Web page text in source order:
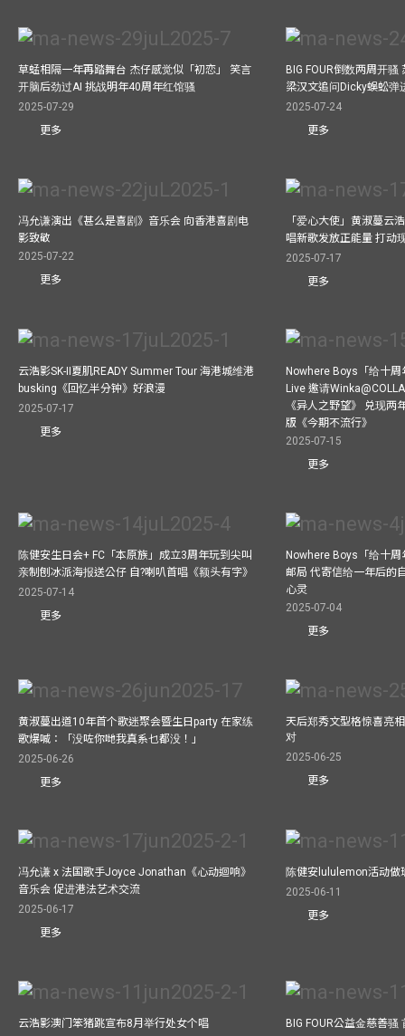
草蜢相隔一年再踏舞台 杰仔感觉似「初恋」 笑言
开脑后劲过AI 挑战明年40周年红馆骚
2025-07-29
更多
BIG FOUR倒数两周开
梁汉文追问Dicky蜈蚣弹
2025-07-24
更多
冯允谦演出《甚么是喜剧》音乐会 向香港喜剧电
影致敬
2025-07-22
更多
「爱心大使」黄淑蔓云
唱新歌发放正能量 打动
2025-07-17
更多
云浩影SK-II夏肌READY Summer Tour 海港城维港
busking《回忆半分钟》好浪漫
2025-07-17
更多
Nowhere Boys「给十
Live 邀请
《异人之野望》 兑现两
版《今期不流行》
2025-07-15
更多
陈健安生日会+ FC「本原族」成立3周年玩到尖叫
亲制刨冰派海报送公仔 自?喇叭首唱《额头有字》
2025-07-14
更多
Nowhere Boys「给十
邮局 代寄信给一年后的
心灵
2025-07-04
更多
黄淑蔓出道10年首个歌迷聚会暨生日party 在家练
歌爆喊：「没咗你哋我真系乜都没！」
2025-06-26
更多
天后郑秀文型格惊喜亮
对
2025-06-25
更多
冯允谦 x 法国歌手Joyce Jonathan《心动迴响》
音乐会 促进港法艺术交流
2025-06-17
更多
陈健安lululemon活动做
2025-06-11
更多
云浩影澳门笨猪跳宣布8月举行处女个唱
BIG FOUR公益⾦慈善